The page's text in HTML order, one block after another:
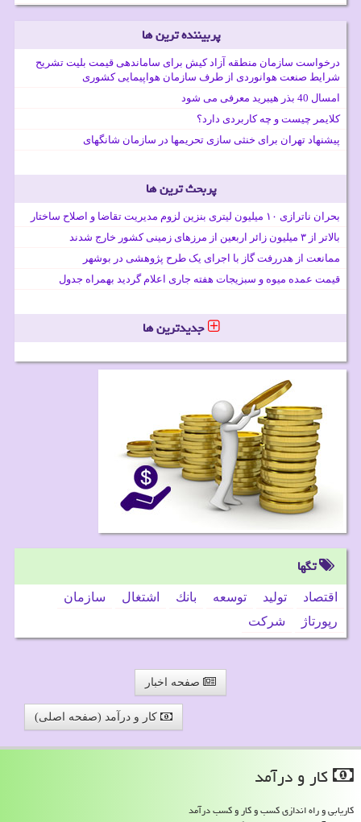
پربیننده ترین ها
درخواست سازمان منطقه آزاد کیش برای ساماندهی قیمت بلیت تشریح
شرایط صنعت هوانوردی از طرف سازمان هواپیمایی کشوری
امسال 40 بذر هیبرید معرفی می شود
کلایمر چیست و چه کاربردی دارد؟
پیشنهاد تهران برای خنثی سازی تحریمها در سازمان شانگهای
پربحث ترین ها
بحران ناترازی ۱۰ میلیون لیتری بنزین لزوم مدیریت تقاضا و اصلاح ساختار
بالاتر از ۳ میلیون زائر اربعین از مرزهای زمینی کشور خارج شدند
ممانعت از هدررفت گاز با اجرای یک طرح پژوهشی در بوشهر
قیمت عمده میوه و سبزیجات هفته جاری اعلام گردید بهمراه جدول
جدیدترین ها
تگها
اقتصاد تولید توسعه بانك اشتغال
سازمان
رپورتاژ
شركت
صفحه اخبار
کار و درآمد (صفحه اصلی)
كار و درآمد
کاریابی و راه اندازی کسب و کار و کسب درآمد